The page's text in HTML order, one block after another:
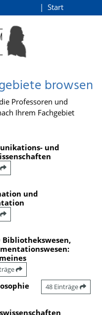
Start
browsen
Professoren und
Ihrem Fachgebiet
und
und
Bibliothekswesen,
48 Einträge